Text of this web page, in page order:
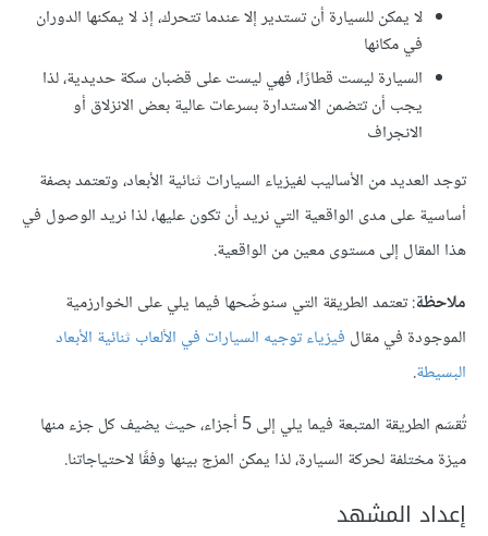
لا يمكن للسيارة أن تستدير إلا عندما تتحرك، إذ لا يمكنها الدوران
في مكانها
السيارة ليست قطارًا، فهي ليست على قضبان سكة حديدية، لذا
يجب أن تتضمن الاستدارة بسرعات عالية بعض الانزلاق أو
الانجراف
توجد العديد من الأساليب لفيزياء السيارات ثنائية الأبعاد، وتعتمد بصفة
أساسية على مدى الواقعية التي نريد أن تكون عليها، لذا نريد الوصول في
هذا المقال إلى مستوى معين من الواقعية.
ملاحظة: تعتمد الطريقة التي سنوضّحها فيما يلي على الخوارزمية
الموجودة في مقال فيزياء توجيه السيارات في الألعاب ثنائية الأبعاد
البسيطة.
تُقسَم الطريقة المتبعة فيما يلي إلى 5 أجزاء، حيث يضيف كل جزء منها
ميزة مختلفة لحركة السيارة، لذا يمكن المزج بينها وفقًا لاحتياجاتنا.
إعداد المشهد